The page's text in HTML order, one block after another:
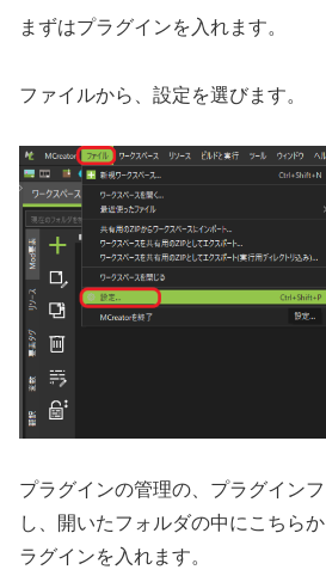
まずはプラグインを入れます。
ファイルから、設定を選びます。
プラグインの管理の、プラグイン
し、開いたフォルダの中にこちら
ラグインを入れます。